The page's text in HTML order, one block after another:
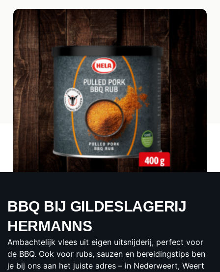
HELA PULLED PORK RUB 400 G
€18,75
per pot
BESTELLEN
BBQ BIJ GILDESLAGERIJ
HERMANNS
Ambachtelijk vlees uit eigen uitsnijderij, perfect voor
de BBQ. Ook voor rubs, sauzen en bereidingstips ben
je bij ons aan het juiste adres – in Nederweert, Weert